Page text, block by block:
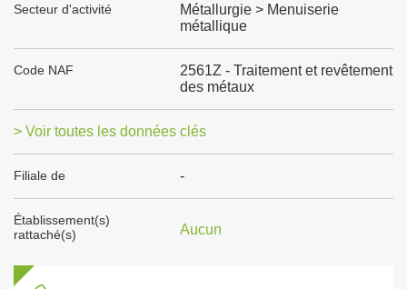
Secteur d'activité
Métallurgie > Menuiserie
métallique
Code NAF
2561Z - Traitement et revêtement
des métaux
> Voir toutes les données clés
Filiale de -
Établissement(s)
rattaché(s)
Aucun